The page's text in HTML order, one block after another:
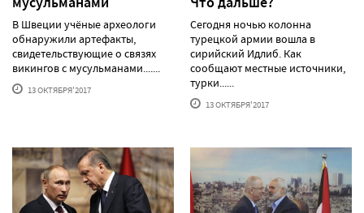
В Швеции учёные археологи
обнаружили артефакты,
свидетельствующие о связях
викингов с мусульманами.......
13 ОКТЯБРЯ'2017
Сегодня ночью колонна
турецкой армии вошла в
сирийский Идлиб. Как
сообщают местные источники,
турки......
13 ОКТЯБРЯ'2017